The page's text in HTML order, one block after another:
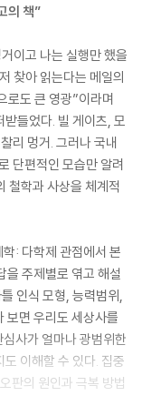
의 책”
이고 나는 실행만 했을
찾아 읽는다는 메일의
로도 큰 영광”이라며
들었다. 빌 게이츠, 모
리 멍거. 그러나 국내
단편적인 모습만 알려
철학과 사상을 체계적
학: 다학제 관점에서 본
을 주제별로 엮고 해설
인식 모형, 능력범위,
보면 우리도 세상사를
사가 얼마나 광범위한
이해할 수 있다. 집중
판의 원인과 극복 방법